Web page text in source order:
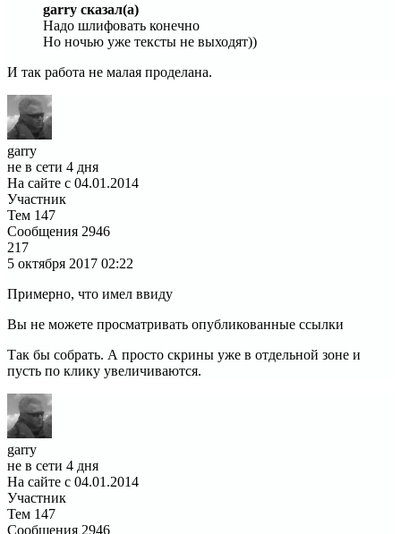
garry сказал(а)
Надо шлифовать конечно
Но ночью уже тексты не выходят))
И так работа не малая проделана.
garry
не в сети 4 дня
На сайте с 04.01.2014
Участник
Тем 147
Сообщения 2946
217
5 октября 2017 02:22
Примерно, что имел ввиду
Вы не можете просматривать опубликованные ссылки
Так бы собрать. А просто скрины уже в отдельной зоне и
пусть по клику увеличиваются.
garry
не в сети 4 дня
На сайте с 04.01.2014
Участник
Тем 147
Сообщения 2946